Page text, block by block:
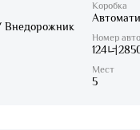
Внедорожник
Коробка
Номер
124너
Мест
5